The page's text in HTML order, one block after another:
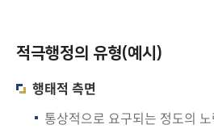
융
적극행정의 유형(예시)
행태적 측면
통상적으로 요구되는 정도의